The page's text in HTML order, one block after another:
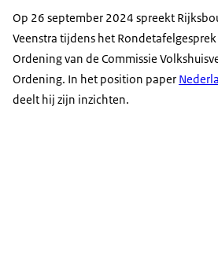
Op 26 september 2024 spreekt
Veenstra tijdens het
Ordening van de Commissie
Ordening. In het position paper
deelt hij zijn inzichten.